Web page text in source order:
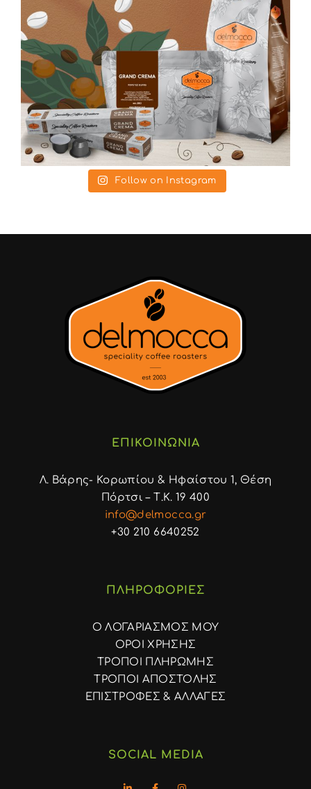
Follow on Instagram
ΕΠΙΚΟΙΝΩΝΙΑ
Λ. Βάρης- Κορωπίου & Ηφαίστου 1, Θέση
Πόρτσι – Τ.Κ. 19 400
info@delmocca.gr
+30 210 6640252
ΠΛΗΡΟΦΟΡΙΕΣ
Ο ΛΟΓΑΡΙΑΣΜΟΣ ΜΟΥ
ΟΡΟΙ ΧΡΗΣΗΣ
ΤΡΟΠΟΙ ΠΛΗΡΩΜΗΣ
ΤΡΟΠΟΙ ΑΠΟΣΤΟΛΗΣ
ΕΠΙΣΤΡΟΦΕΣ & ΑΛΛΑΓΕΣ
SOCIAL MEDIA